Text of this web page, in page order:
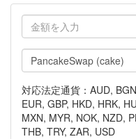
対応法定通貨：AUD,
EUR, GBP, HKD, HRK,
MXN, MYR, NOK, NZD,
THB, TRY, ZAR, USD